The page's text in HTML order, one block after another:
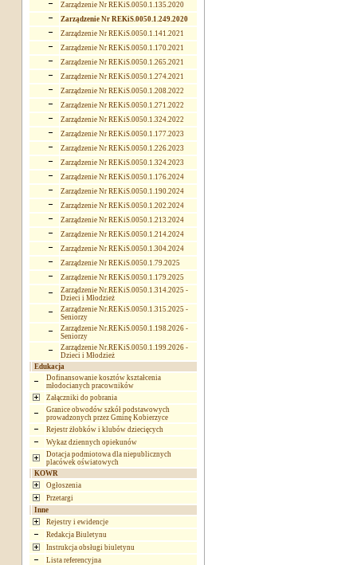
Zarządzenie Nr REKiS.0050.1.135.2020
Zarządzenie Nr REKiS.0050.1.249.2020
Zarządzenie Nr REKiS.0050.1.141.2021
Zarządzenie Nr REKiS.0050.1.170.2021
Zarządzenie Nr REKiS.0050.1.265.2021
Zarządzenie Nr REKiS.0050.1.274.2021
Zarządzenie Nr REKiS.0050.1.208.2022
Zarządzenie Nr REKiS.0050.1.271.2022
Zarządzenie Nr REKiS.0050.1.324.2022
Zarządzenie Nr REKiS.0050.1.177.2023
Zarządzenie Nr REKiS.0050.1.226.2023
Zarządzenie Nr REKiS.0050.1.324.2023
Zarządzenie Nr REKiS.0050.1.176.2024
Zarządzenie Nr REKiS.0050.1.190.2024
Zarządzenie Nr REKiS.0050.1.202.2024
Zarządzenie Nr REKiS.0050.1.213.2024
Zarządzenie Nr REKiS.0050.1.214.2024
Zarządzenie Nr REKiS.0050.1.304.2024
Zarządzenie Nr REKiS.0050.1.79.2025
Zarządzenie Nr REKiS.0050.1.179.2025
Zarządzenie Nr.REKiS.0050.1.314.2025 -
Dzieci i Młodzież
Zarządzenie Nr.REKiS.0050.1.315.2025 -
Seniorzy
Zarządzenie Nr.REKiS.0050.1.198.2026 -
Seniorzy
Zarządzenie Nr.REKiS.0050.1.199.2026 -
Dzieci i Młodzież
Edukacja
Dofinansowanie kosztów kształcenia
młodocianych pracowników
Załączniki do pobrania
Granice obwodów szkół podstawowych
prowadzonych przez Gminę Kobierzyce
Rejestr żłobków i klubów dziecięcych
Wykaz dziennych opiekunów
Dotacja podmiotowa dla niepublicznych
placówek oświatowych
KOWR
Ogłoszenia
Przetargi
Inne
Rejestry i ewidencje
Redakcja Biuletynu
Instrukcja obsługi biuletynu
Lista referencyjna